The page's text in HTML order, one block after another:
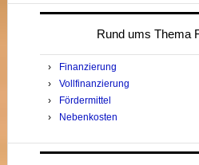
Rund ums Thema
Finanzierung
Vollfinanzierung
Fördermittel
Nebenkosten